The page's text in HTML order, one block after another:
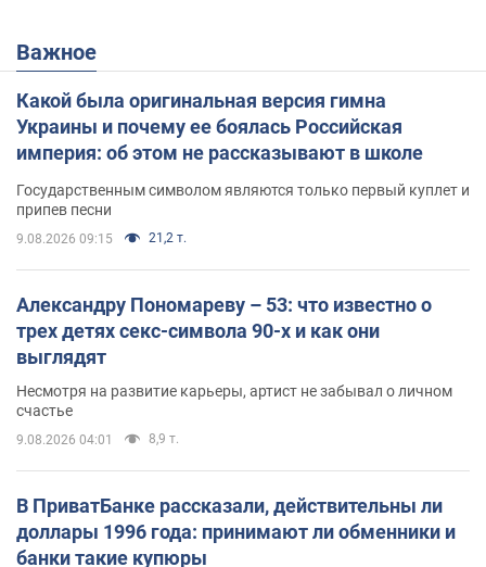
Важное
Какой была оригинальная версия гимна
Украины и почему ее боялась Российская
империя: об этом не рассказывают в школе
Государственным символом являются только первый куплет и
припев песни
9.08.2026 09:15 21,2 т.
Александру Пономареву – 53: что известно о
трех детях секс-символа 90-х и как они
выглядят
Несмотря на развитие карьеры, артист не забывал о личном
счастье
9.08.2026 04:01 8,9 т.
В ПриватБанке рассказали, действительны ли
доллары 1996 года: принимают ли обменники и
банки такие купюры